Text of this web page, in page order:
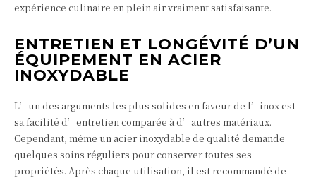
expérience culinaire en plein air vraiment satisfaisante.
ENTRETIEN ET LONGÉVITÉ D’UN
ÉQUIPEMENT EN ACIER
INOXYDABLE
L’un des arguments les plus solides en faveur de l’inox est
sa facilité d’entretien comparée à d’autres matériaux.
Cependant, même un acier inoxydable de qualité demande
quelques soins réguliers pour conserver toutes ses
propriétés. Après chaque utilisation, il est recommandé de